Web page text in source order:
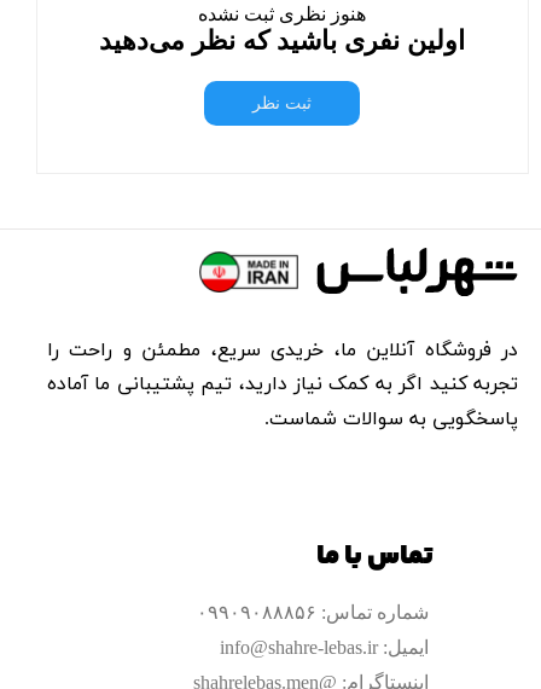
هنوز نظری ثبت نشده
اولین نفری باشید که نظر می‌دهید
ثبت نظر
تماس با ما
شماره تماس: ۰۹۹۰۹۰۸۸۸۵۶
ایمیل: info@shahre-lebas.ir
اینستاگرام: @shahrelebas.men
در فروشگاه آنلاین ما، خریدی سریع، مطمئن و راحت را
تجربه کنید اگر به کمک نیاز دارید، تیم پشتیبانی ما آماده
پاسخگویی به سوالات شماست.​​​​​​​